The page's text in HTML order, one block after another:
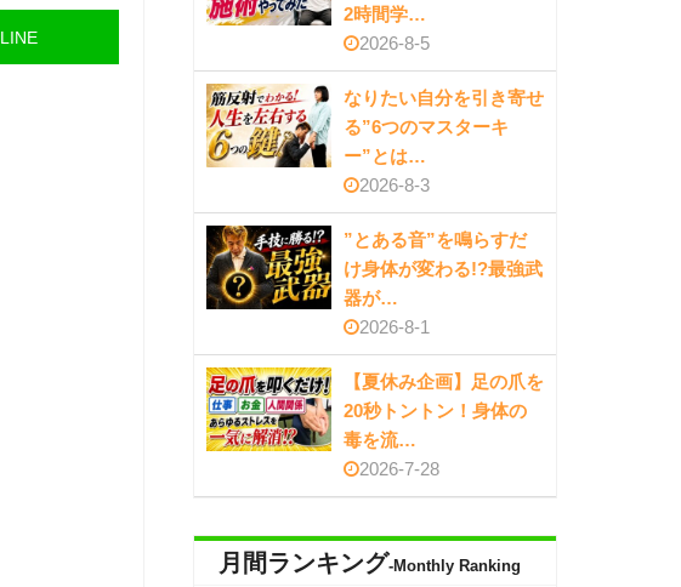
LINE
2時間学…
2026-8-5
なりたい自分を引き寄せ
る”6つのマスターキ
ー”とは…
2026-8-3
”とある音”を鳴らすだ
け身体が変わる!?最強武
器が…
2026-8-1
【夏休み企画】足の爪を
20秒トントン！身体の
毒を流…
2026-7-28
月間ランキング-Monthly Ranking